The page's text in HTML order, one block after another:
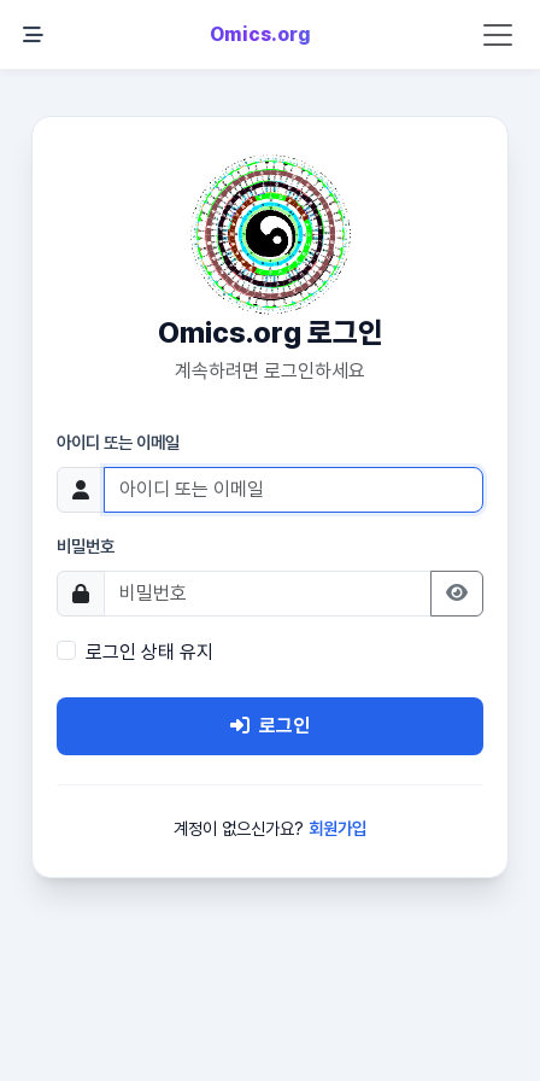
Omics.org
Omics.org 로그인
계속하려면 로그인하세요
아이디 또는 이메일
비밀번호
로그인 상태 유지
로그인
계정이 없으신가요? 회원가입